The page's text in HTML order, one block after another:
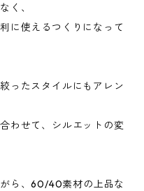
く、
に使えるつくりになって
ったスタイルにもアレン
わせて、シルエットの変
ら、60/40素材の上品な